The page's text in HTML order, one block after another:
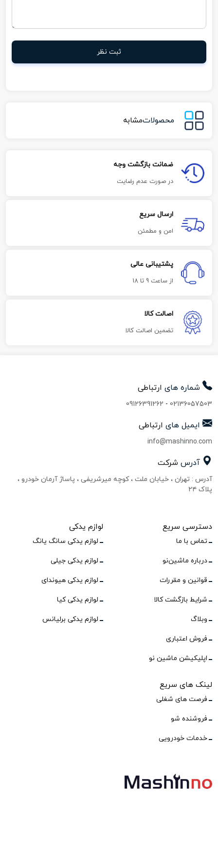
ثبت نظر
محصولاتمشابه
ضمانت بازگشت وجه
در صورت عدم رضایت
ارسال سریع
امن و مطمئن
پشتیبانی عالی
از ساعت 9 تا 18
اصالت کالا
تضمین اصالت کالا
شماره های ارتباطی
02136057503
-
09126391262
ایمیل های ارتباطی
info@mashinno.com
آدرس شرکت
آدرس : تهران ، خیابان ملت ، کوچه میرشریفی ، پاساژ آرمان خودرو ،
پلاک ۲۴
دسترسی سریع
تماس با ما
درباره ماشین‌نو
قوانین و مقررات
شرایط بازگشت کالا
وبلاگ
فروش اعتباری
اپلیکیشن ماشین نو
لوازم یدکی
لوازم یدکی سانگ یانگ
لوازم یدکی جیلی
لوازم یدکی هیوندای
لوازم یدکی کیا
لوازم یدکی برلیانس
لینک های سریع
فرصت های شغلی
فروشنده شو
خدمات خودرویی